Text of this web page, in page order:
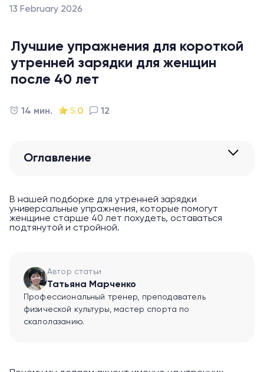
13 February 2026
Лучшие упражнения для короткой
утренней зарядки для женщин
после 40 лет
14 мин. 5.0 12
Оглавление
В нашей подборке для утренней зарядки
универсальные упражнения, которые помогут
женщине старше 40 лет похудеть, оставаться
подтянутой и стройной.
Автор статьи
Татьяна Марченко
Профессиональный тренер, преподаватель
физической культуры, мастер спорта по
скалолазанию.